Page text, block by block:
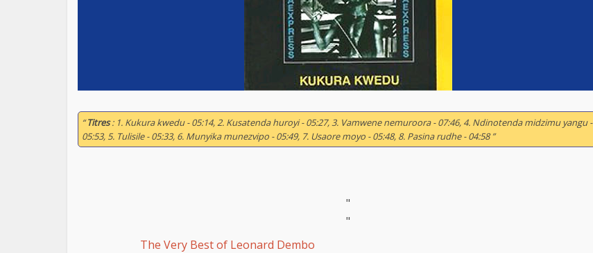
“Titres: 1. Kukura kwedu - 05:14, 2. Kusatenda huroyi - 05:27, 3. Vamwene nemuroora - 07:46, 4. Ndinotenda midzimu yangu -
05:53, 5. Tulisile - 05:33, 6. Munyika munezvipo - 05:49, 7. Usaore moyo - 05:48, 8. Pasina rudhe - 04:58 ”
"
"
The Very Best of Leonard Dembo